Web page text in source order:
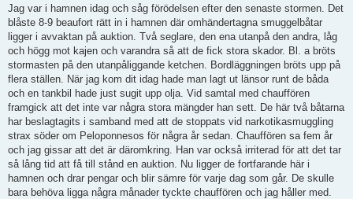
s
Jag var i hamnen idag och såg förödelsen efter den senaste stormen. Det
blåste 8-9 beaufort rätt in i hamnen där omhändertagna smuggelbåtar
ligger i avvaktan på auktion. Två seglare, den ena utanpå den andra, låg
och högg mot kajen och varandra så att de fick stora skador. Bl. a bröts
stormasten på den utanpåliggande ketchen. Bordläggningen bröts upp på
flera ställen. När jag kom dit idag hade man lagt ut länsor runt de båda
och en tankbil hade just sugit upp olja. Vid samtal med chauffören
framgick att det inte var några stora mängder han sett. De här två båtarna
har beslagtagits i samband med att de stoppats vid narkotikasmuggling
strax söder om Peloponnesos för några år sedan. Chauffören sa fem år
och jag gissar att det är däromkring. Han var också irriterad för att det tar
så lång tid att få till stånd en auktion. Nu ligger de fortfarande här i
hamnen och drar pengar och blir sämre för varje dag som går. De skulle
bara behöva ligga några månader tyckte chauffören och jag håller med.